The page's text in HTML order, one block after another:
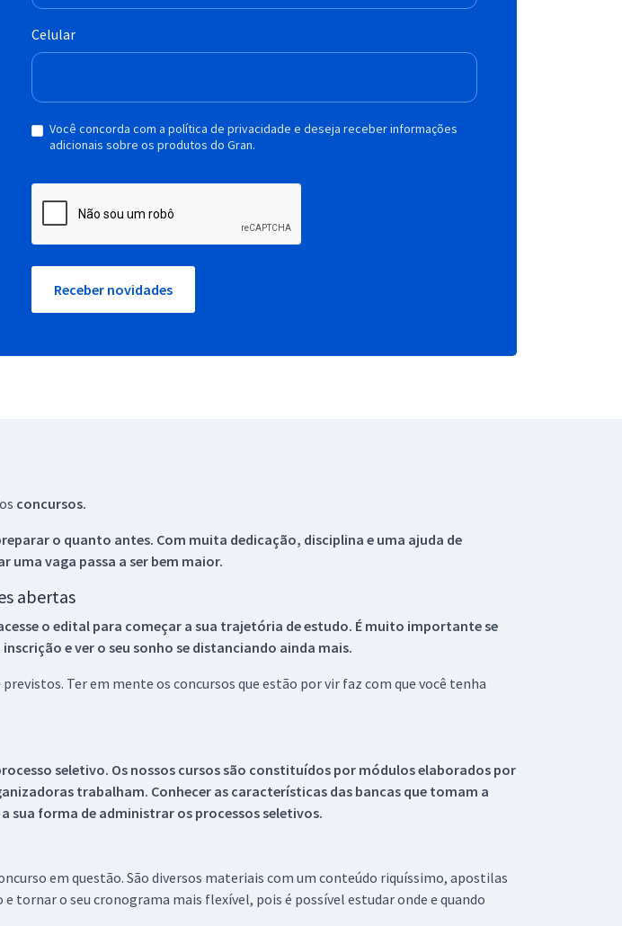
Celular
Você concorda com a política de privacidade e deseja receber informações
adicionais sobre os produtos do Gran.
Receber novidades
concursos.
o quanto antes. Com muita dedicação, disciplina e uma ajuda de
uma vaga passa a ser bem maior.
abertas
o edital para começar a sua trajetória de estudo. É muito importante se
e ver o seu sonho se distanciando ainda mais.
Ter em mente os concursos que estão por vir faz com que você tenha
seletivo. Os nossos cursos são constituídos por módulos elaborados por
trabalham. Conhecer as características das bancas que tomam a
forma de administrar os processos seletivos.
em questão. São diversos materiais com um conteúdo riquíssimo, apostilas
tornar o seu cronograma mais flexível, pois é possível estudar onde e quando